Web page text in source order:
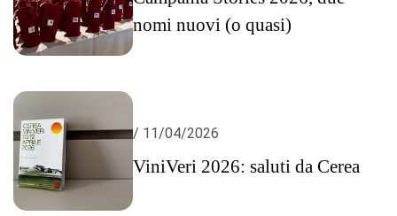
nomi nuovi (o quasi)
/ 11/04/2026
ViniVeri 2026: saluti da Cerea